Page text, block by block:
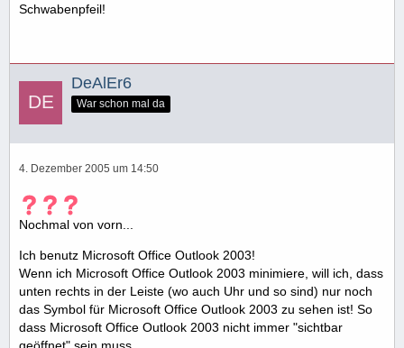
Schwabenpfeil!
DeAlEr6
War schon mal da
4. Dezember 2005 um 14:50
Nochmal von vorn...
Ich benutz Microsoft Office Outlook 2003!
Wenn ich Microsoft Office Outlook 2003 minimiere, will ich, dass
unten rechts in der Leiste (wo auch Uhr und so sind) nur noch
das Symbol für Microsoft Office Outlook 2003 zu sehen ist! So
dass Microsoft Office Outlook 2003 nicht immer "sichtbar
geöffnet" sein muss...